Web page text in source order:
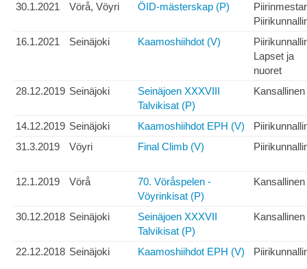
30.1.2021 Vörå, Vöyri ÖID-mästerskap (P)
16.1.2021
Seinäjoki Kaamoshiihdot (V)
Lapset ja
nuoret
28.12.2019 Seinäjoki
Seinäjoen XXXVIII
Talvikisat (P)
Kansallinen
14.12.2019 Seinäjoki Kaamoshiihdot EPH (V)
31.3.2019
Vöyri Final Climb (V)
12.1.2019 Vörå
70. Vöråspelen -
Vöyrinkisat (P)
Kansallinen
30.12.2018 Seinäjoki
Seinäjoen XXXVII
Talvikisat (P)
Kansallinen
22.12.2018 Seinäjoki Kaamoshiihdot EPH (V)